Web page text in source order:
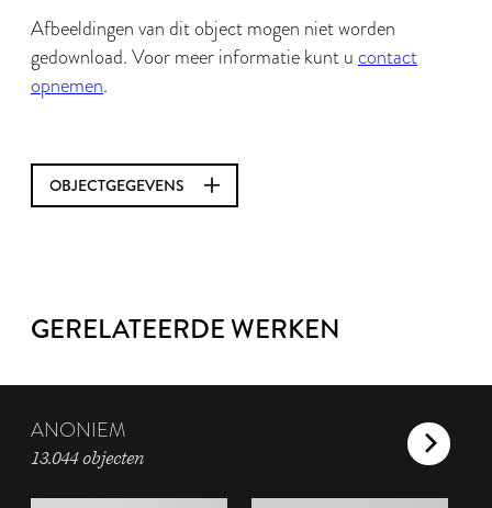
Afbeeldingen van dit object mogen niet worden
gedownload. Voor meer informatie kunt u contact
opnemen.
OBJECTGEGEVENS
GERELATEERDE WERKEN
ANONIEM
13.044 objecten